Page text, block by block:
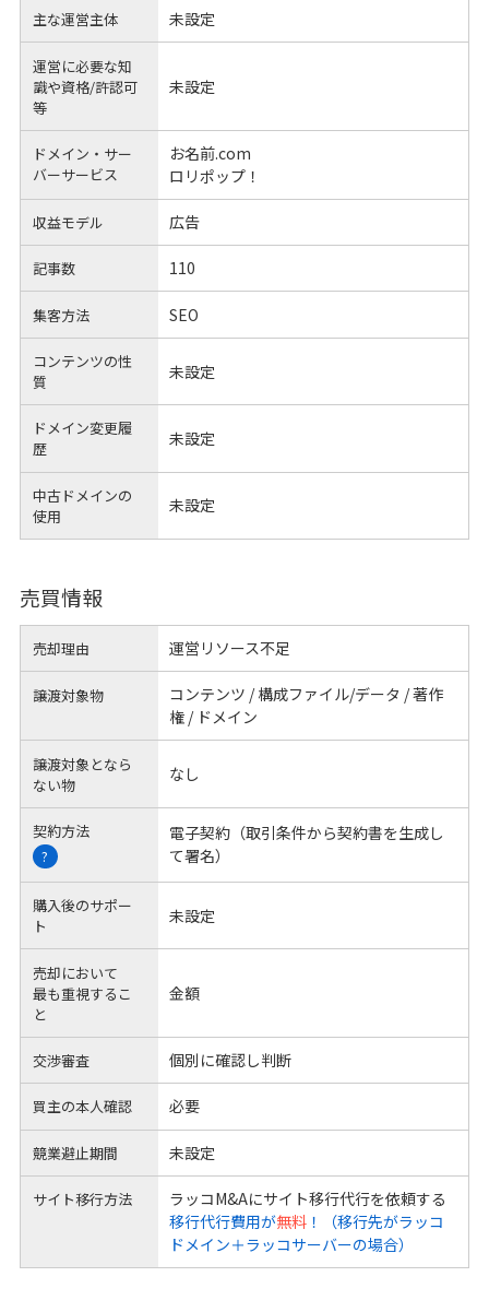
主な運営主体 未設定
運営に必要な知
識や資格/許認可
等
未設定
ドメイン・サー
バーサービス
お名前.com
ロリポップ！
収益モデル 広告
記事数 110
集客方法 SEO
コンテンツの性
質
未設定
ドメイン変更履
歴
未設定
中古ドメインの
使用
未設定
売買情報
売却理由 運営リソース不足
譲渡対象物
コンテンツ / 構成ファイル/データ / 著作
権 / ドメイン
譲渡対象となら
ない物
なし
契約方法
?
電子契約（取引条件から契約書を生成し
て署名）
購入後のサポー
ト
未設定
売却において
最も重視するこ
と
金額
交渉審査 個別に確認し判断
買主の本人確認 必要
競業避止期間 未設定
サイト移行方法
ラッコM&Aにサイト移行代行を依頼する
移行代行費用が無料！（移行先がラッコ
ドメイン＋ラッコサーバーの場合）